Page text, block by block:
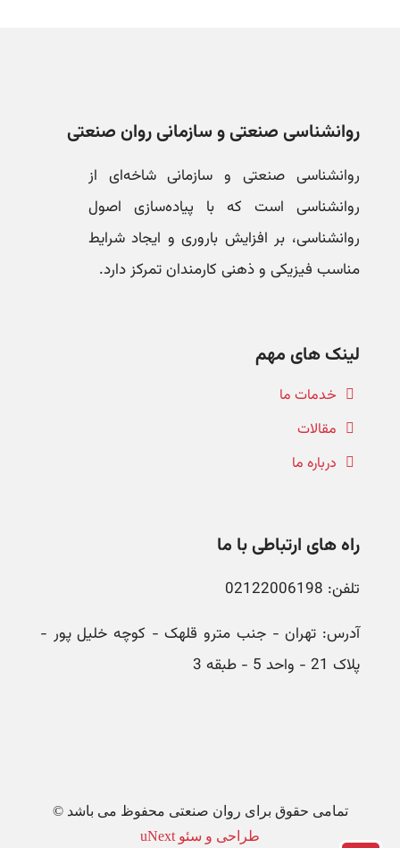
روانشناسی صنعتی و سازمانی روان صنعتی
روانشناسی صنعتی و سازمانی شاخه‌ای از
روانشناسی است که با پیاده‌سازی اصول
روانشناسی، بر افزایش باروری و ایجاد شرایط
مناسب فیزیکی و ذهنی کارمندان تمرکز دارد.
لینک های مهم
خدمات ما
مقالات
درباره ما
راه های ارتباطی با ما
تلفن: 02122006198
آدرس: تهران - جنب مترو قلهک - کوچه خلیل پور -
پلاک 21 - واحد 5 - طبقه 3
تمامی حقوق برای روان صنعتی محفوظ می باشد ©
طراحی و سئو uNext